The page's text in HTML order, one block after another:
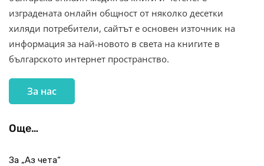
изградената онлайн общност от няколко десетки
хиляди потребители, сайтът е основен източник на
информация за най-новото в света на книгите в
българското интернет пространство.
За нас
Още…
За „Аз чета“